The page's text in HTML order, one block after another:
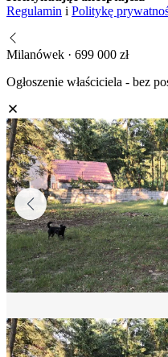
Regulamin i Politykę
Milanówek · 699 000 zł
Ogłoszenie właściciela - bez